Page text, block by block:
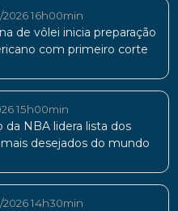
16h00min
de vôlei inicia preparação
com primeiro corte
15h00min
da NBA lidera lista dos
desejados do mundo
14h30min